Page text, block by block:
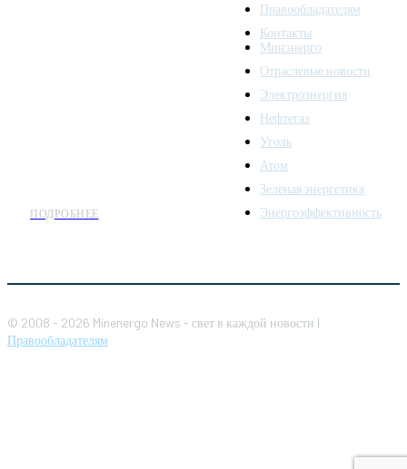
ПОДРОБНЕЕ
Правообладателям
Контакты
Минэнерго
Отраслевые новости
Электроэнергия
Нефтегаз
Уголь
Атом
Зеленая энергетика
Энергоэффективность
© 2008 - 2026 Minenergo News - свет в каждой новости |
Правообладателям